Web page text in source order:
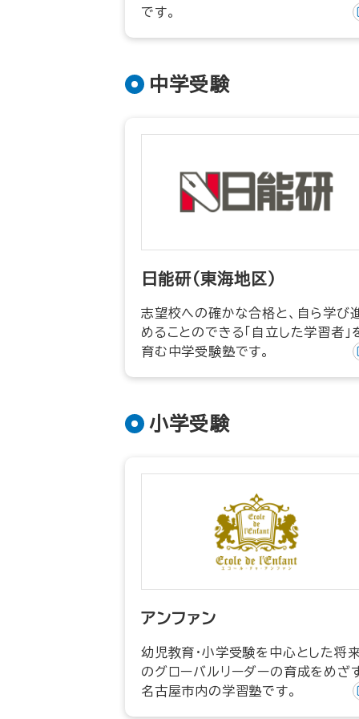
です。
中学受験
日能研（東海地区）
志望校への確かな合格と、自ら学び
めることのできる「自立した学習者」
育む中学受験塾です。
小学受験
アンファン
幼児教育・小学受験を中心とした将
のグローバルリーダーの育成をめざ
名古屋市内の学習塾です。